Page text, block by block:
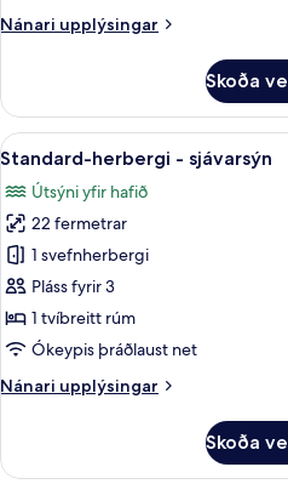
garð
Nánari upplýsingar
Nánari
herbergi
útsýni
garð
Skoða
Skoða
allar
myndir
fyrir
Standard-
herbergi
-
sjávarsýn
11
Standard-herbergi - sjávarsýn
Útsýni yfir hafið
22 fermetrar
1 svefnherbergi
Pláss fyrir 3
1 tvíbreitt rúm
Ókeypis þráðlaust net
Nánari upplýsingar
Nánari
herbergi
Skoða